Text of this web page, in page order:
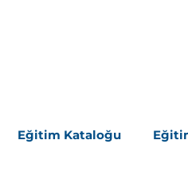
Eğitim Kataloğu